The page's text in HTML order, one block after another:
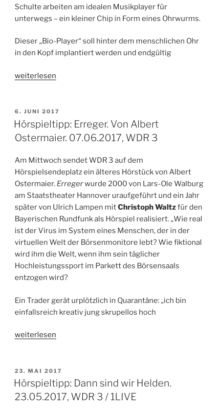
Schulte arbeiten am idealen Musikplayer für
unterwegs – ein kleiner Chip in Form eines Ohrwurms.
Dieser „Bio-Player“ soll hinter dem menschlichen Ohr
in den Kopf implantiert werden und endgültig
„Hörspieltipp:
Souffleur.
Von
Jiri
18.
&
19.06.2017,
WDR
5
/
WDR
3“
weiterlesen
VERÖFFENTLICHT
AM
6. JUNI 2017
Hörspieltipp: Erreger. Von Albert
Ostermaier. 07.06.2017, WDR 3
Am Mittwoch sendet WDR 3 auf dem
Hörspielsendeplatz ein älteres Hörstück von Albert
Ostermaier. Erregerwurde 2000 von Lars-Ole Walburg
am Staatstheater Hannover uraufgeführt und ein Jahr
später von Ulrich Lampen mitChristoph Waltzfür den
Bayerischen Rundfunk als Hörspiel realisiert. „Wie real
ist der Virus im System eines Menschen, der in der
virtuellen Welt der Börsenmonitore lebt? Wie fiktional
wird ihm die Welt, wenn ihm sein täglicher
Hochleistungssport im Parkett des Börsensaals
entzogen wird?
Ein Trader gerät urplötzlich in Quarantäne: „ich bin
einfallsreich kreativ jung skrupellos hoch
„Hörspieltipp:
Albert
Ostermaier.
07.06.2017,
weiterlesen
VERÖFFENTLICHT
AM
23. MAI 2017
Hörspieltipp: Dann sind wir Helden.
23.05.2017, WDR 3 / 1LIVE